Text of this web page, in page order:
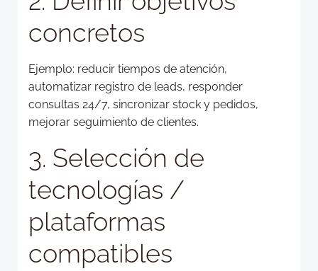
concretos
Ejemplo: reducir tiempos de atención,
automatizar registro de leads, responder
consultas 24/7, sincronizar stock y pedidos,
mejorar seguimiento de clientes.
3. Selección de
tecnologías /
plataformas
compatibles